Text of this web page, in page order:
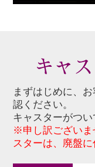
キャ
まずはじめに、
認ください。
キャスターがつい
※申し訳ございま
スターは、廃盤